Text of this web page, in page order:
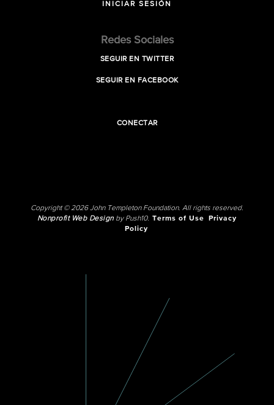
INICIAR SESIÓN
Redes Sociales
SEGUIR EN TWITTER
SEGUIR EN FACEBOOK
CONECTAR
Copyright © 2026 John Templeton Foundation. All rights reserved.
Nonprofit Web Designby Push10. Terms of Use
Privacy
Policy